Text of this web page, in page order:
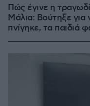
Πώς έγινε η
Μάλια: Βούτηξε για
πνίγηκε, τα παιδιά